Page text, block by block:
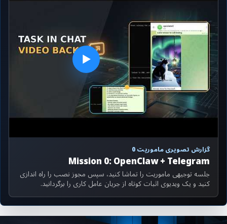
▶
گزارش تصویری ماموریت 0
Mission 0: OpenClaw + Telegram
جلسه توجیهی ماموریت را تماشا کنید، سپس مجوز نصب را راه اندازی
کنید و یک ویدیوی اثبات کوتاه از جریان عامل کاری را برگردانید.